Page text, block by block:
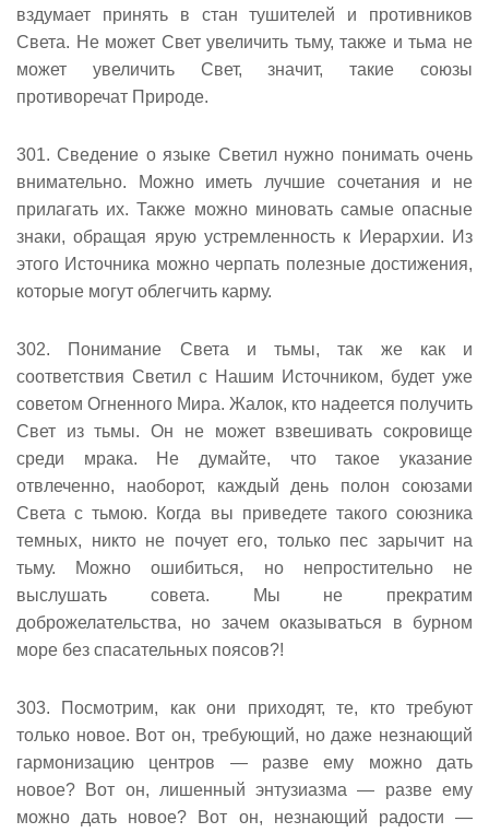
вздумает принять в стан тушителей и противников
Света. Не может Свет увеличить тьму, также и тьма не
может увеличить Свет, значит, такие союзы
противоречат Природе.
301. Сведение о языке Светил нужно понимать очень
внимательно. Можно иметь лучшие сочетания и не
прилагать их. Также можно миновать самые опасные
знаки, обращая ярую устремленность к Иерархии. Из
этого Источника можно черпать полезные достижения,
которые могут облегчить карму.
302. Понимание Света и тьмы, так же как и
соответствия Светил с Нашим Источником, будет уже
советом Огненного Мира. Жалок, кто надеется получить
Свет из тьмы. Он не может взвешивать сокровище
среди мрака. Не думайте, что такое указание
отвлеченно, наоборот, каждый день полон союзами
Света с тьмою. Когда вы приведете такого союзника
темных, никто не почует его, только пес зарычит на
тьму. Можно ошибиться, но непростительно не
выслушать совета. Мы не прекратим
доброжелательства, но зачем оказываться в бурном
море без спасательных поясов?!
303. Посмотрим, как они приходят, те, кто требуют
только новое. Вот он, требующий, но даже незнающий
гармонизацию центров — разве ему можно дать
новое? Вот он, лишенный энтузиазма — разве ему
можно дать новое? Вот он, незнающий радости —